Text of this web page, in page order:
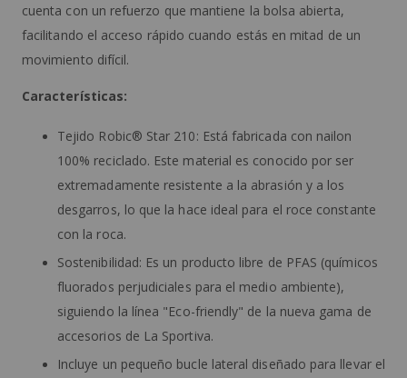
cuenta con un refuerzo que mantiene la bolsa abierta,
facilitando el acceso rápido cuando estás en mitad de un
movimiento difícil.
Características:
Tejido Robic® Star 210: Está fabricada con nailon
100% reciclado. Este material es conocido por ser
extremadamente resistente a la abrasión y a los
desgarros, lo que la hace ideal para el roce constante
con la roca.
Sostenibilidad: Es un producto libre de PFAS (químicos
fluorados perjudiciales para el medio ambiente),
siguiendo la línea "Eco-friendly" de la nueva gama de
accesorios de La Sportiva.
Incluye un pequeño bucle lateral diseñado para llevar el